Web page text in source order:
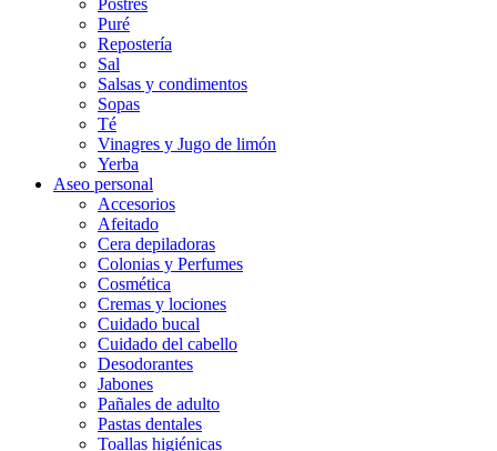
Postres
Puré
Repostería
Sal
Salsas y condimentos
Sopas
Té
Vinagres y Jugo de limón
Yerba
Aseo personal
Accesorios
Afeitado
Cera depiladoras
Colonias y Perfumes
Cosmética
Cremas y lociones
Cuidado bucal
Cuidado del cabello
Desodorantes
Jabones
Pañales de adulto
Pastas dentales
Toallas higiénicas